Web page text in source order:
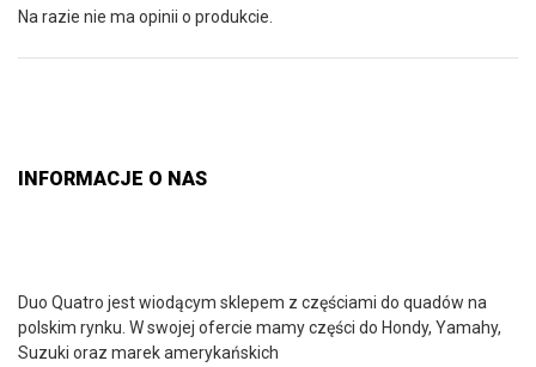
Na razie nie ma opinii o produkcie.
INFORMACJE O NAS
Duo Quatro jest wiodącym sklepem z częściami do quadów na
polskim rynku. W swojej ofercie mamy części do Hondy, Yamahy,
Suzuki oraz marek amerykańskich